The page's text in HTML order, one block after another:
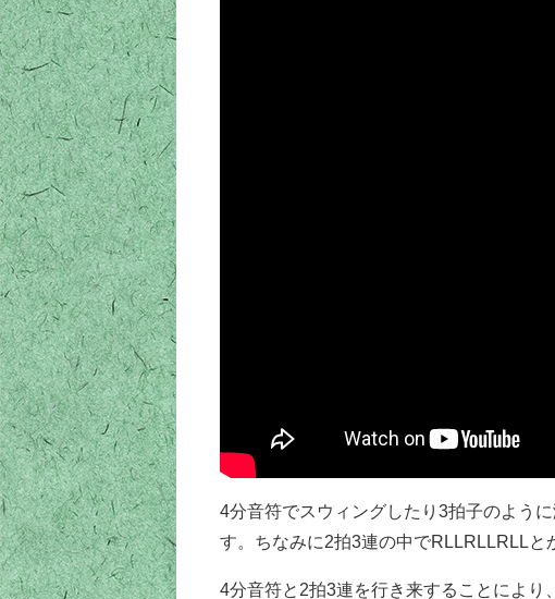
4分音符でスウィングしたり3拍子のよう
す。ちなみに2拍3連の中でRLLRLLRLLと
4分音符と2拍3連を行き来することによ